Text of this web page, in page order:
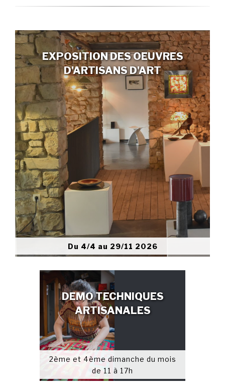
EXPOSITION DES OEUVRES
D'ARTISANS D'ART
Du 4/4 au 29/11 2026
DEMO TECHNIQUES
ARTISANALES
2ème et 4ème dimanche du mois
de 11 à 17h